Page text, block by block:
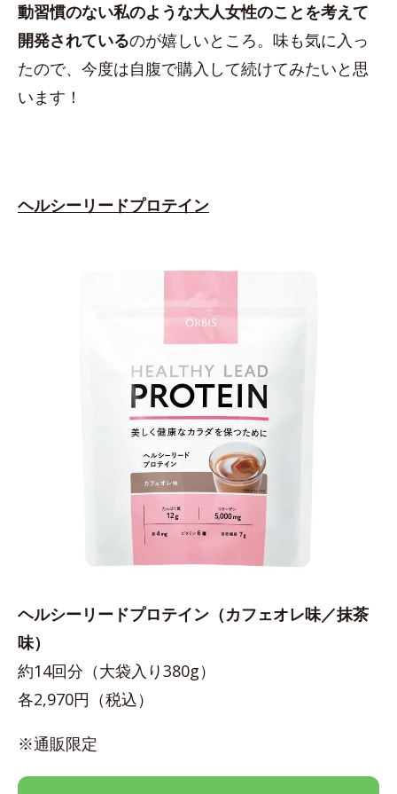
動習慣のない私のような大人女性のことを考えて
開発されているのが嬉しいところ。味も気に入っ
たので、今度は自腹で購入して続けてみたいと思
います！
ヘルシーリードプロテイン
ヘルシーリードプロテイン（カフェオレ味／抹茶
味）
約14回分（大袋入り380g）
各2,970円（税込）
※通販限定